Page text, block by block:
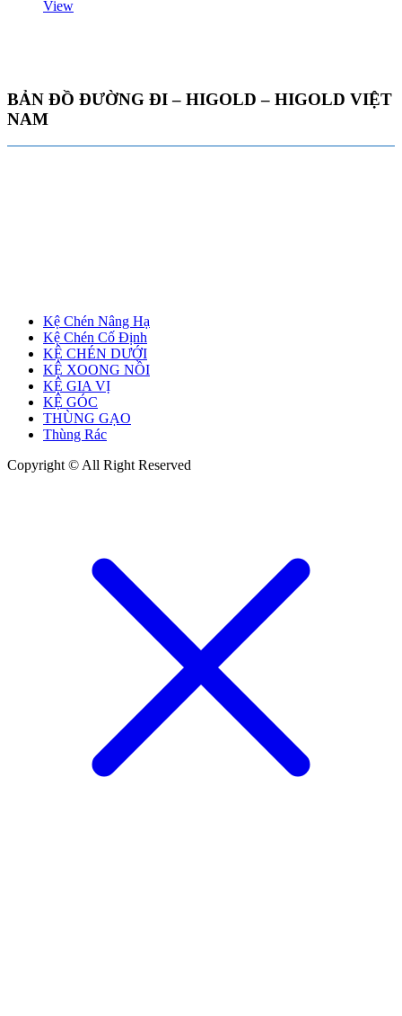
View
BẢN ĐỒ ĐƯỜNG ĐI – HIGOLD – HIGOLD VIỆT
NAM
Kệ Chén Nâng Hạ
Kệ Chén Cố Định
KỆ CHÉN DƯỚI
KỆ XOONG NỒI
KỆ GIA VỊ
KỆ GÓC
THÙNG GẠO
Thùng Rác
Copyright © All Right Reserved